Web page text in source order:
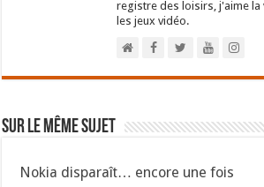
registre des loisirs, j'aime
les jeux vidéo.
Sur le même sujet
Nokia disparaît… encore une fois